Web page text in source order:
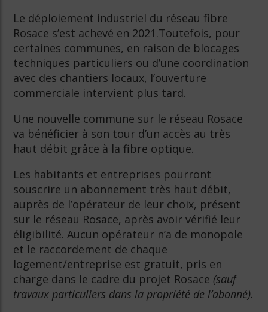
Le déploiement industriel du réseau fibre
Rosace s’est achevé en 2021.Toutefois, pour
certaines communes, en raison de blocages
techniques particuliers ou d’une coordination
avec des chantiers locaux, l’ouverture
commerciale intervient plus tard.
Une nouvelle commune sur le réseau Rosace
va bénéficier à son tour d’un accès au très
haut débit grâce à la fibre optique.
Les habitants et entreprises pourront
souscrire un abonnement très haut débit,
auprès de l’opérateur de leur choix, présent
sur le réseau Rosace, après avoir vérifié leur
éligibilité. Aucun opérateur n’a de monopole
et le raccordement de chaque
logement/entreprise est gratuit, pris en
charge dans le cadre du projet Rosace (sauf
travaux particuliers dans la propriété de l’abonné).